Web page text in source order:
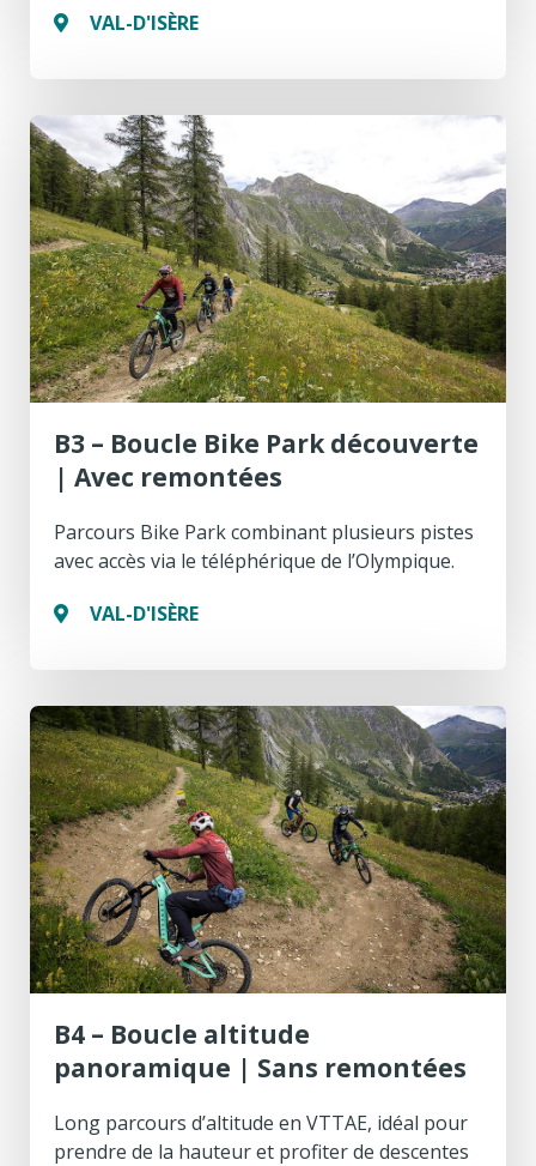
VAL-D'ISÈRE
B3 – Boucle Bike Park découverte
| Avec remontées
Parcours Bike Park combinant plusieurs pistes
avec accès via le téléphérique de l’Olympique.
VAL-D'ISÈRE
B4 – Boucle altitude
panoramique | Sans remontées
Long parcours d’altitude en VTTAE, idéal pour
prendre de la hauteur et profiter de descentes